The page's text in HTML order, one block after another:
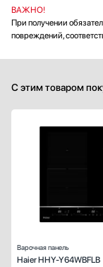
ВАЖНО!
При получении
повреждений,
С этим товаром
Варочная панель
Haier HHY-Y64WBFLB